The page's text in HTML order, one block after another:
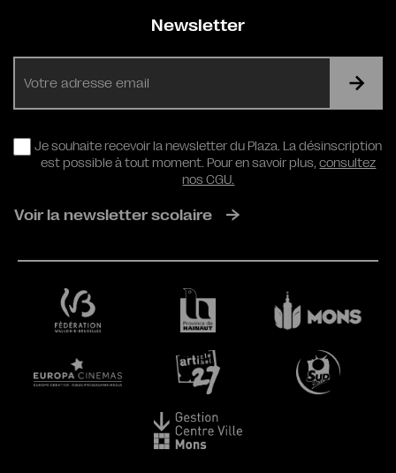
Newsletter
RGPD
Je souhaite recevoir la newsletter du Plaza. La désinscription
est possible à tout moment. Pour en savoir plus,consultez
nos CGU.
Voir la newsletter scolaire